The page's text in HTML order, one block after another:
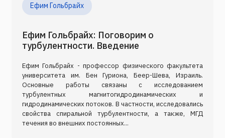
Ефим Гольбрайх
Ефим Гольбрайх: Поговорим о
турбулентности. Введение
Ефим Гольбрайх - профессор физического факультета
университета им. Бен Гуриона, Беер-Шева, Израиль.
Основные работы связаны с исследованием
турбулентных магнитогидродинамических и
гидродинамических потоков. В частности, исследовались
свойства спиральной турбулентности, а также, МГД
течения во внешних постоянных...